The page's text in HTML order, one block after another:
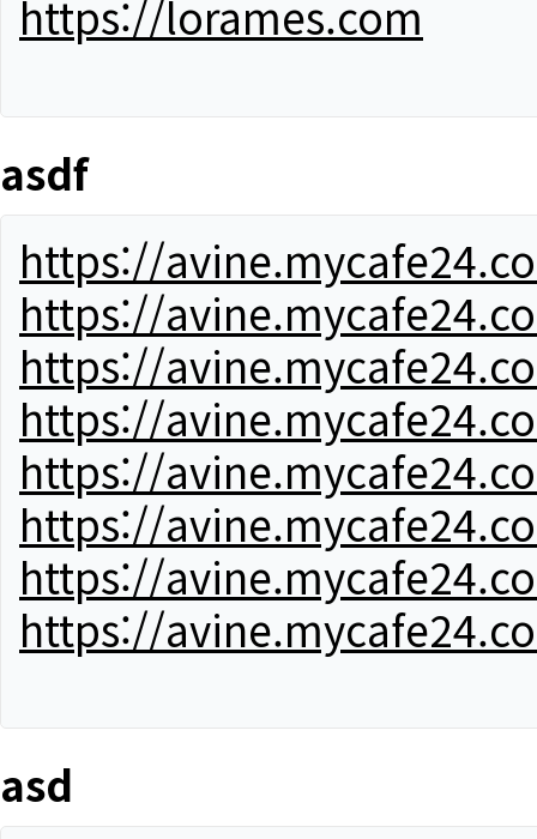
https://lorames.com
asdf
https://
https://
https://
https://
https://
https://
https://
https://
asd